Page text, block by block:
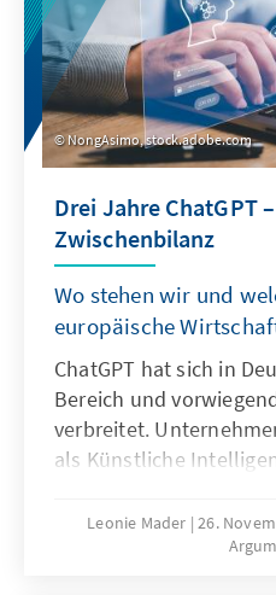
NongAsimo, stock.adobe.com
Drei Jahre ChatGPT
Zwischenbilanz
Wo stehen wir und
europäische
ChatGPT hat sich in
Bereich und
verbreitet.
als Künstliche
hierfür sind nicht nur
Eigenschaften von
Leonie Mader 26.